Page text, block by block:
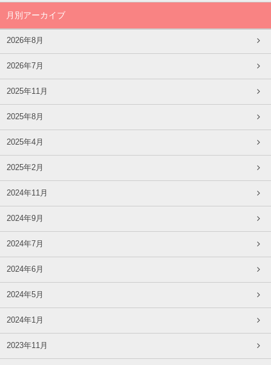
月別アーカイブ
2026年8月
2026年7月
2025年11月
2025年8月
2025年4月
2025年2月
2024年11月
2024年9月
2024年7月
2024年6月
2024年5月
2024年1月
2023年11月